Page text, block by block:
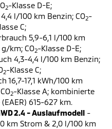
2-Klasse D-E;
l/100 km Benzin; CO2-
C;
5,9-6,1 l/100 km
km; CO2-Klasse D-E;
4,3-4,4 l/100 km Benzin;
2-Klasse C;
16,7-17,1 kWh/100 km
2-Klasse A; kombinierte
615-627 km.
2.4 - Auslaufmodell -
km Strom & 2,0 l/100 km